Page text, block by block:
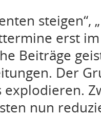
steigen“,
erst
Beiträge
Der
nun